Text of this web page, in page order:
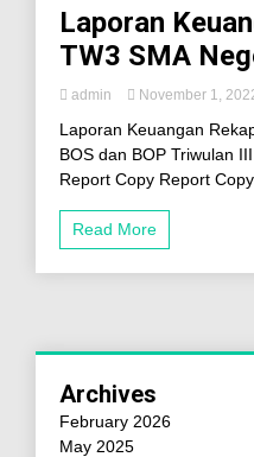
Laporan
TW3 SMA
admin November 1,
Laporan Keuangan
BOS dan BOP Triwulan
Report Copy Report
Read More
Archives
February 2026
May 2025